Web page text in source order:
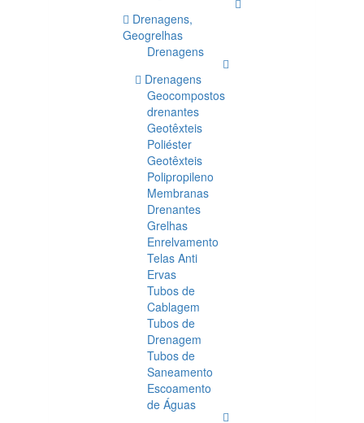
Drenagens,
Geogrelhas
Drenagens
Drenagens
Geocompostos
drenantes
Geotêxteis
Poliéster
Geotêxteis
Polipropileno
Membranas
Drenantes
Grelhas
Enrelvamento
Telas Anti
Ervas
Tubos de
Cablagem
Tubos de
Drenagem
Tubos de
Saneamento
Escoamento
de Águas